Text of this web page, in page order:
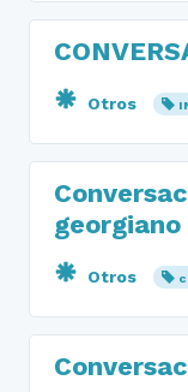
Otros
georgiano
Otros